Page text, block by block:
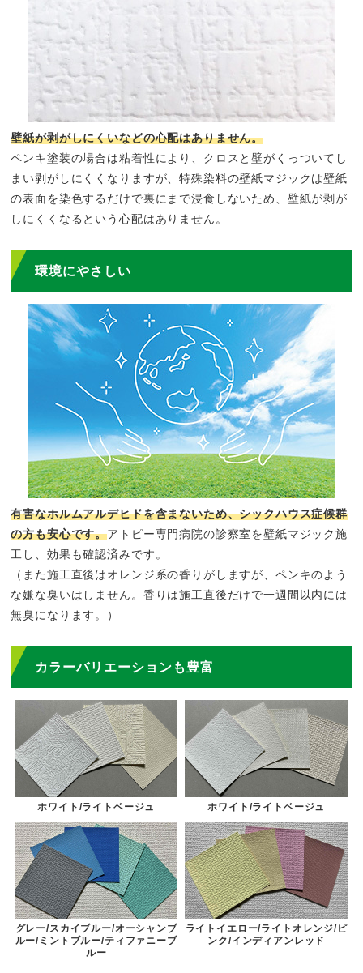
壁紙が剥がしにくいなどの心配はありません。
ペンキ塗装の場合は粘着性により、クロスと壁がくっついてし
まい剥がしにくくなりますが、特殊染料の壁紙マジックは壁紙
の表面を染色するだけで裏にまで浸食しないため、壁紙が剥が
しにくくなるという心配はありません。
環境にやさしい
有害なホルムアルデヒドを含まないため、シックハウス症候群
の方も安心です。アトピー専門病院の診察室を壁紙マジック施
工し、効果も確認済みです。
（また施工直後はオレンジ系の香りがしますが、ペンキのよう
な嫌な臭いはしません。香りは施工直後だけで一週間以内には
無臭になります。）
カラーバリエーションも豊富
ホワイト/ライトベージュ ホワイト/ライトベージュ
グレー/スカイブルー/オーシャンブ
ルー/ミントブルー/ティファニーブ
ルー
ライトイエロー/ライトオレンジ/ピ
ンク/インディアンレッド